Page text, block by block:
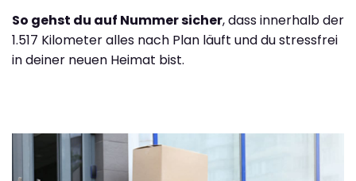
So gehst du auf Nummer sicher, dass innerhalb der
1.517 Kilometer alles nach Plan läuft und du stressfrei
in deiner neuen Heimat bist.